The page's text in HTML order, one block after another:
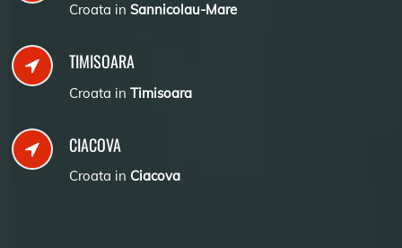
Croata in Sannicolau-Mare
TIMISOARA
Croata in Timisoara
CIACOVA
Croata in Ciacova